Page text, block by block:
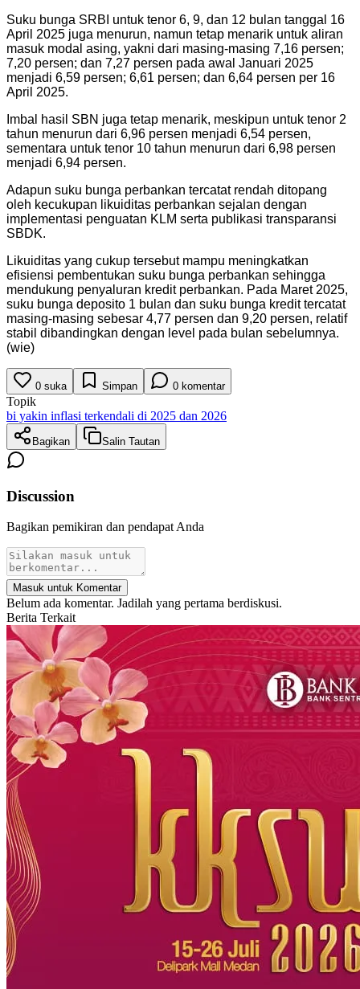
Suku bunga SRBI untuk tenor 6, 9, dan 12 bulan tanggal 16
April 2025 juga menurun, namun tetap menarik untuk aliran
masuk modal asing, yakni dari masing-masing 7,16 persen;
7,20 persen; dan 7,27 persen pada awal Januari 2025
menjadi 6,59 persen; 6,61 persen; dan 6,64 persen per 16
April 2025.
Imbal hasil SBN juga tetap menarik, meskipun untuk tenor 2
tahun menurun dari 6,96 persen menjadi 6,54 persen,
sementara untuk tenor 10 tahun menurun dari 6,98 persen
menjadi 6,94 persen.
Adapun suku bunga perbankan tercatat rendah ditopang
oleh kecukupan likuiditas perbankan sejalan dengan
implementasi penguatan KLM serta publikasi transparansi
SBDK.
Likuiditas yang cukup tersebut mampu meningkatkan
efisiensi pembentukan suku bunga perbankan sehingga
mendukung penyaluran kredit perbankan. Pada Maret 2025,
suku bunga deposito 1 bulan dan suku bunga kredit tercatat
masing-masing sebesar 4,77 persen dan 9,20 persen, relatif
stabil dibandingkan dengan level pada bulan sebelumnya.
(wie)
0 suka Simpan 0 komentar
Topik
bi yakin inflasi terkendali di 2025 dan 2026
Bagikan Salin Tautan
Discussion
Bagikan pemikiran dan pendapat Anda
Masuk untuk Komentar
Belum ada komentar. Jadilah yang pertama berdiskusi.
Berita Terkait